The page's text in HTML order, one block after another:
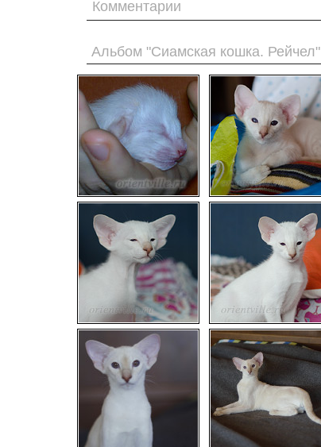
Комментарии
Альбом "Сиамская кошка. Рейчел"